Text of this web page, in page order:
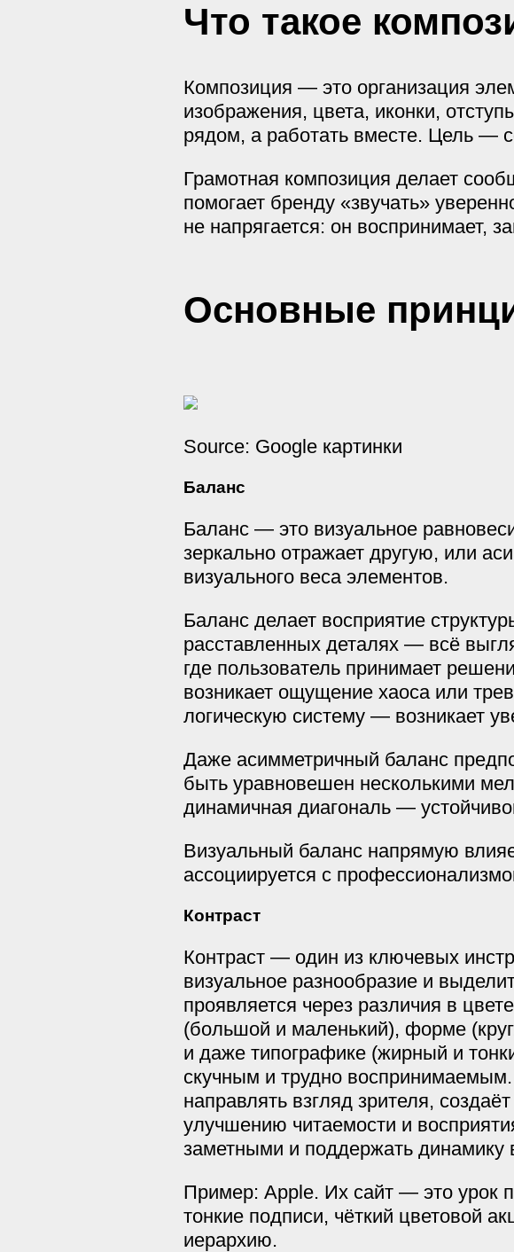
Что такое
Композиция — это организация
изображения, цвета, иконки,
рядом, а работать вместе. Цель —
Грамотная композиция делает
помогает бренду «звучать»
не напрягается: он воспринимает,
Основные
Source: Google картинки
Баланс
Баланс — это визуальное
зеркально отражает другую, или
визуального веса элементов.
Баланс делает восприятие
расставленных деталях — всё
где пользователь принимает
возникает ощущение хаоса или
логическую систему — возникает
Даже асимметричный баланс
быть уравновешен несколькими
динамичная диагональ —
Визуальный баланс напрямую
ассоциируется с
Контраст
Контраст — один из ключевых
визуальное разнообразие и
проявляется через различия в
(большой и маленький), форме
и даже типографике (жирный и
скучным и трудно
направлять взгляд зрителя,
улучшению читаемости и
заметными и поддержать динамику
Пример: Apple. Их сайт — это урок
тонкие подписи, чёткий цветовой
иерархию.